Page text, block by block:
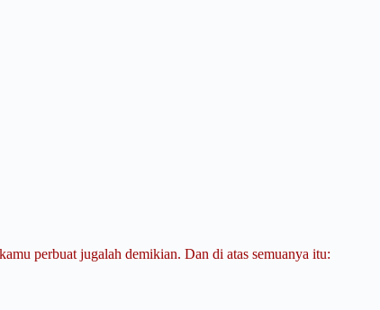
perbuat jugalah demikian. Dan di atas semuanya itu: